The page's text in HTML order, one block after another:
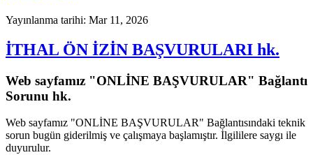
Yayınlanma tarihi: Mar 11, 2026
İTHAL ÖN İZİN BAŞVURULARI hk.
Web sayfamız "ONLİNE BAŞVURULAR" Bağlantı
Sorunu hk.
Web sayfamız "ONLİNE BAŞVURULAR" Bağlantısındaki teknik
sorun bugün giderilmiş ve çalışmaya başlamıştır. İlgililere saygı ile
duyurulur.